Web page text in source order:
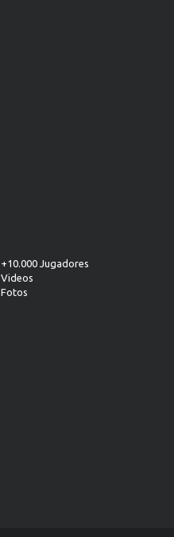
+10.000 Jugadores
Videos
Fotos